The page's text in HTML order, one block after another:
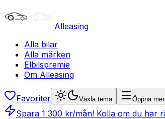
Alleasing
Alla bilar
Alla märken
Elbilspremie
Om Alleasing
Favoriter Växla tema Öppna
Spara 1 300 kr/mån! Kolla om du har